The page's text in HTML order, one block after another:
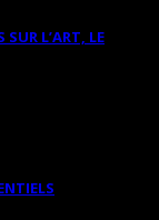
L’ART, LE